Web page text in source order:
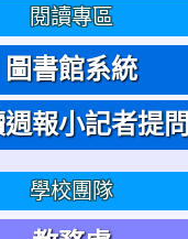
閱讀專區
圖書館系統
報小記者提問
學校團隊